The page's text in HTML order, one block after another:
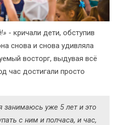
- кричали дети, обступив
снова и снова удивляла
восторг, выдувая всё
час достигали просто
уже 5 лет и это
с ним и полчаса, и час,